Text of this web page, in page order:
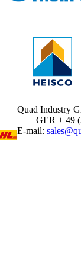
Quad Industry
GER + 49
E-mail: